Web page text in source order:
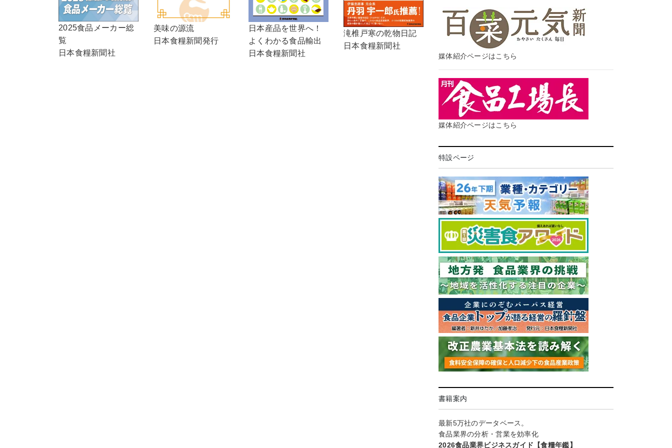
2025食品メーカー総
覧
日本食糧新聞社
美味の源流
日本食糧新聞発行
日本産品を世界へ！
よくわかる食品輸出
日本食糧新聞社
滝椎戸寒の乾物日記
日本食糧新聞社
媒体紹介ページはこちら
媒体紹介ページはこちら
特設ページ
書籍案内
最新5万社のデータベース。
食品業界の分析・営業を効率化
2026食品業界ビジネスガイド【食糧年鑑】